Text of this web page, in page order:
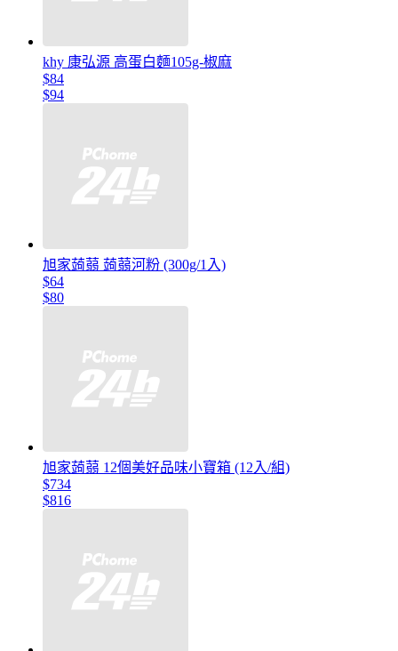
khy 康弘源 高蛋白麵105g-椒麻
$84
$94
旭家蒟蒻 蒟蒻河粉 (300g/1入)
$64
$80
旭家蒟蒻 12個美好品味小寶箱 (12入/組)
$734
$816